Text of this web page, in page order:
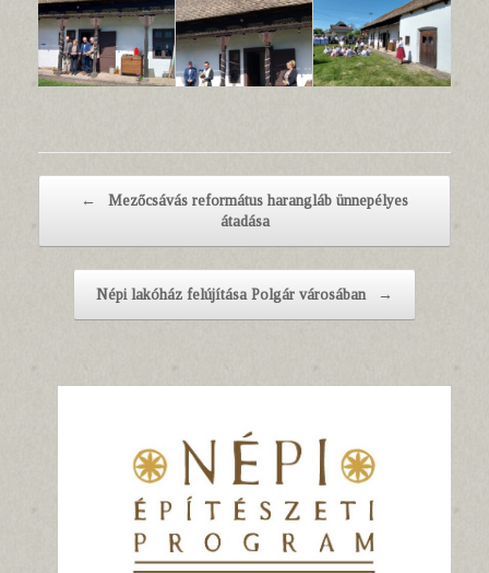
←
Mezőcsávás református harangláb ünnepélyes
átadása
Népi lakóház felújítása Polgár városában →